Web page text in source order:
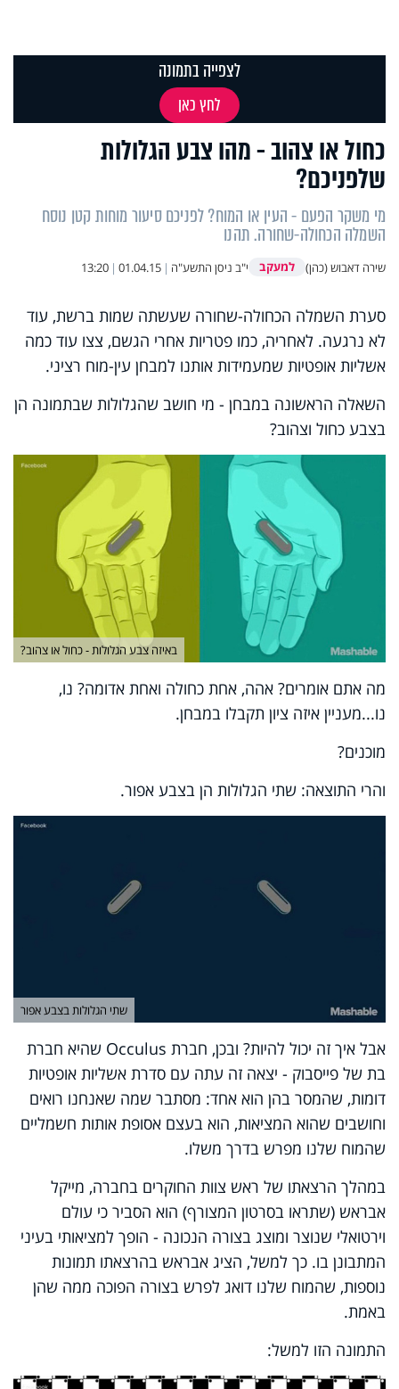
כחול או צהוב - מהו צבע הגלולות
שלפניכם?
מי משקר הפעם - העין או המוח? לפניכם סיעור מוחות קטן נוסח
השמלה הכחולה-שחורה. תהנו
שירה דאבוש (כהן) למעקב י"ב ניסן התשע"ה |
01.04.15
|
13:20
לצפייה בתמונה
לחץ כאן
סערת השמלה הכחולה-שחורה שעשתה שמות ברשת, עוד
לא נרגעה. לאחריה, כמו פטריות אחרי הגשם, צצו עוד כמה
אשליות אופטיות שמעמידות אותנו למבחן עין-מוח רציני.
השאלה הראשונה במבחן - מי חושב שהגלולות שבתמונה הן
בצבע כחול וצהוב?
באיזה צבע הגלולות - כחול או צהוב?
מה אתם אומרים? אהה, אחת כחולה ואחת אדומה? נו,
נו...מעניין איזה ציון תקבלו במבחן.
מוכנים?
והרי התוצאה: שתי הגלולות הן בצבע אפור.
שתי הגלולות בצבע אפור
אבל איך זה יכול להיות? ובכן, חברת Occulus שהיא חברת
בת של פייסבוק - יצאה זה עתה עם סדרת אשליות אופטיות
דומות, שהמסר בהן הוא אחד: מסתבר שמה שאנחנו רואים
וחושבים שהוא המציאות, הוא בעצם אסופת אותות חשמליים
שהמוח שלנו מפרש בדרך משלו.
במהלך הרצאתו של ראש צוות החוקרים בחברה, מייקל
אבראש (שתראו בסרטון המצורף) הוא הסביר כי עולם
וירטואלי שנוצר ומוצג בצורה הנכונה - הופך למציאותי בעיני
המתבונן בו. כך למשל, הציג אבראש בהרצאתו תמונות
נוספות, שהמוח שלנו דואג לפרש בצורה הפוכה ממה שהן
באמת.
התמונה הזו למשל: